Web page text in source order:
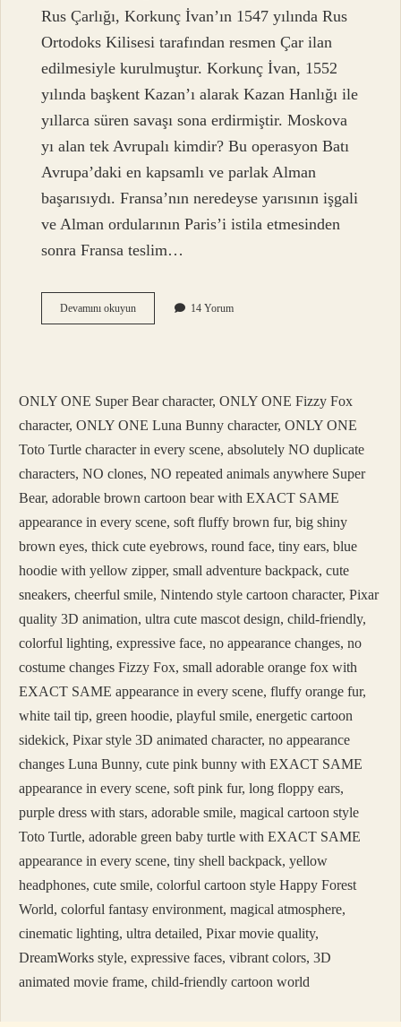
Rus Çarlığı, Korkunç İvan’ın 1547 yılında Rus
Ortodoks Kilisesi tarafından resmen Çar ilan
edilmesiyle kurulmuştur. Korkunç İvan, 1552
yılında başkent Kazan’ı alarak Kazan Hanlığı ile
yıllarca süren savaşı sona erdirmiştir. Moskova
yı alan tek Avrupalı kimdir? Bu operasyon Batı
Avrupa’daki en kapsamlı ve parlak Alman
başarısıydı. Fransa’nın neredeyse yarısının işgali
ve Alman ordularının Paris’i istila etmesinden
sonra Fransa teslim…
Devamını okuyunMoskova
Yı
14 Yorum
ONLY ONE Super Bear character, ONLY ONE Fizzy Fox
character, ONLY ONE Luna Bunny character, ONLY ONE
Toto Turtle character in every scene, absolutely NO duplicate
characters, NO clones, NO repeated animals anywhere Super
Bear, adorable brown cartoon bear with EXACT SAME
appearance in every scene, soft fluffy brown fur, big shiny
brown eyes, thick cute eyebrows, round face, tiny ears, blue
hoodie with yellow zipper, small adventure backpack, cute
sneakers, cheerful smile, Nintendo style cartoon character, Pixar
quality 3D animation, ultra cute mascot design, child-friendly,
colorful lighting, expressive face, no appearance changes, no
costume changes Fizzy Fox, small adorable orange fox with
EXACT SAME appearance in every scene, fluffy orange fur,
white tail tip, green hoodie, playful smile, energetic cartoon
sidekick, Pixar style 3D animated character, no appearance
changes Luna Bunny, cute pink bunny with EXACT SAME
appearance in every scene, soft pink fur, long floppy ears,
purple dress with stars, adorable smile, magical cartoon style
Toto Turtle, adorable green baby turtle with EXACT SAME
appearance in every scene, tiny shell backpack, yellow
headphones, cute smile, colorful cartoon style Happy Forest
World, colorful fantasy environment, magical atmosphere,
cinematic lighting, ultra detailed, Pixar movie quality,
DreamWorks style, expressive faces, vibrant colors, 3D
animated movie frame, child-friendly cartoon world